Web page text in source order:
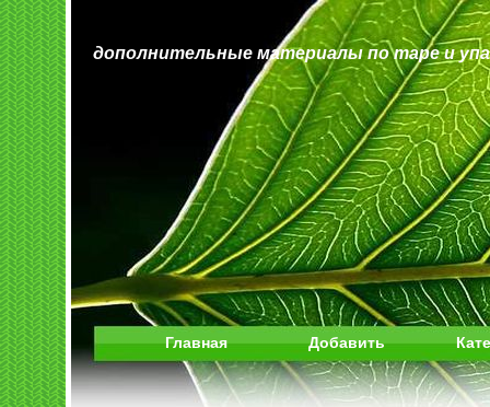
дополнительные материалы по таре и
Главная Добавить